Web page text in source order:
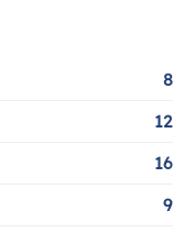
8
12
16
9